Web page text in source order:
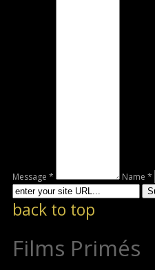
Message * Name *
back to top
Films Primés